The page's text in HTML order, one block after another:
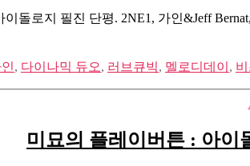
돌로지 필진 단평. 2NE1, 가인&Jeff
, 다이나믹 듀오, 러브큐빅, 멜로디데이 ,
미묘의 플레이버튼 : 아이